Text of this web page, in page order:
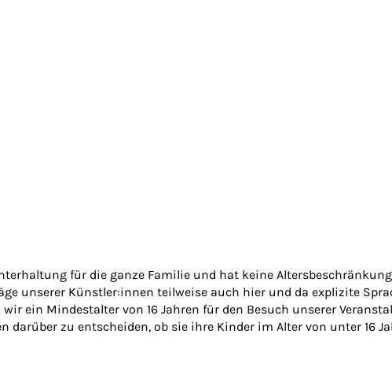
für die ganze Familie und hat keine
unserer Künstler:innen teilweise auch hier und da explizite
ein Mindestalter von 16 Jahren für den Besuch unserer
darüber zu entscheiden, ob sie ihre Kinder im Alter von unter 16